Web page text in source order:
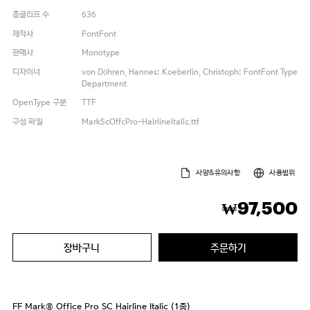
총글리프 수
636
제작사
FontFont
판매사
Monotype
디자이너
von Döhren, Hannes; Koeberlin, Christoph; FontFont Type
Department
OpenType 구분
TTF
구성 파일
MarkScOffcPro-HairlineItalic.ttf
사양&유의사항 사용범위
₩97,500
장바구니 주문하기
FF Mark® Office Pro SC Hairline Italic (1종)